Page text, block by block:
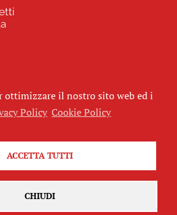
ottimizzare il nostro sito web ed i
Policy Cookie Policy
ACCETTA TUTTI
CHIUDI